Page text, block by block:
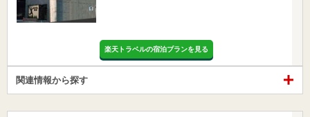
楽天トラベルの宿泊プランを見る
関連情報から探す